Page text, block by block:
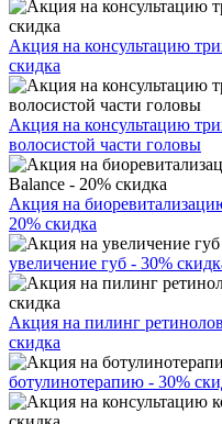
Акция на консультацию
скидка
Акция на консультацию
волосистой части головы
Акция на
20% скидка
увеличение губ - 30%
Акция на пилинг
скидка
ботулинотерапию - 30%